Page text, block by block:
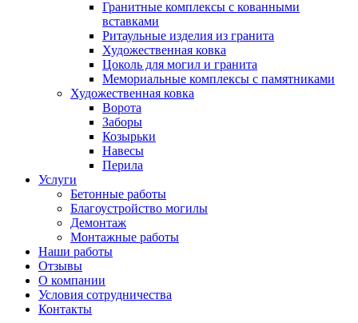
Гранитные комплексы с кованными
вставками
Ритаульные изделия из гранита
Художественная ковка
Цоколь для могил и гранита
Мемориальные комплексы с памятниками
Художественная ковка
Ворота
Заборы
Козырьки
Навесы
Перила
Услуги
Бетонные работы
Благоустройство могилы
Демонтаж
Монтажные работы
Наши работы
Отзывы
О компании
Условия сотрудничества
Контакты